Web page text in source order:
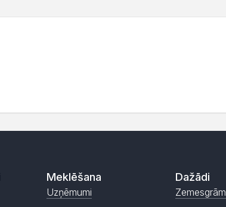
Meklēšana
Uzņēmumi
Dažādi